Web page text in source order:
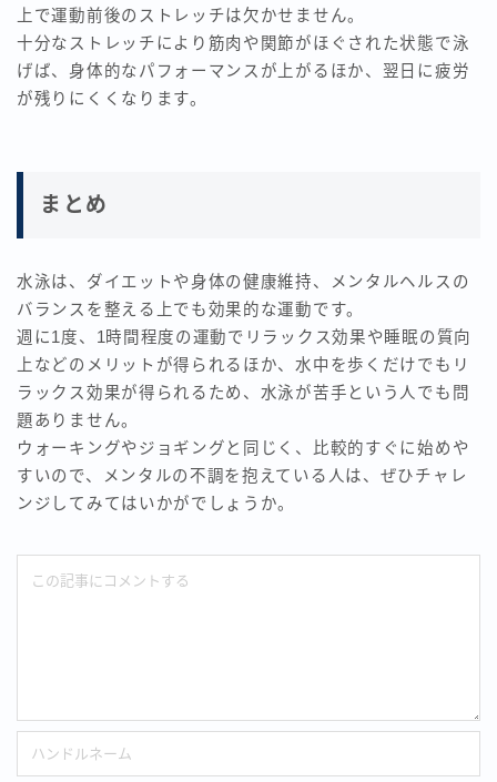
上で運動前後のストレッチは欠かせません。
十分なストレッチにより筋肉や関節がほぐされた状態で泳
げば、身体的なパフォーマンスが上がるほか、翌日に疲労
が残りにくくなります。
まとめ
水泳は、ダイエットや身体の健康維持、メンタルヘルスの
バランスを整える上でも効果的な運動です。
週に1度、1時間程度の運動でリラックス効果や睡眠の質向
上などのメリットが得られるほか、水中を歩くだけでもリ
ラックス効果が得られるため、水泳が苦手という人でも問
題ありません。
ウォーキングやジョギングと同じく、比較的すぐに始めや
すいので、メンタルの不調を抱えている人は、ぜひチャレ
ンジしてみてはいかがでしょうか。